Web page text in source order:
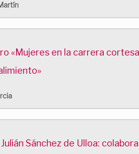
«Mujeres en la carrera
Sánchez de Ulloa: